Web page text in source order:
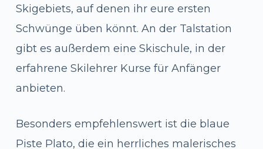
Skigebiets, auf denen ihr eure ersten
Schwünge üben könnt. An der Talstation
gibt es außerdem eine Skischule, in der
erfahrene Skilehrer Kurse für Anfänger
anbieten.
Besonders empfehlenswert ist die blaue
Piste Plato, die ein herrliches malerisches